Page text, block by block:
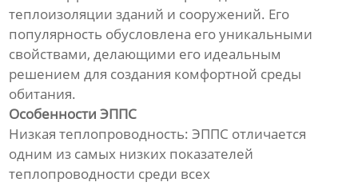
водопроводных труб из ПНД
Оборудование для
производства труб со
структурированной стенкой
Линия по производству
гофрированных труб из
теплоизоляции зданий и сооружений. Его
популярность обусловлена его уникальными
свойствами, делающими его идеальным
решением для создания комфортной среды
обитания.
Особенности ЭППС
Низкая теплопроводность: ЭППС отличается
одним из самых низких показателей
теплопроводности среди всех